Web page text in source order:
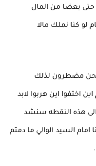
حتى بعضا من المال
لو كنا نملك مالا
مضطرون لذلك
اختفوا اين هربوا لابد
هذه النقطه سنشد
السيد الوالي ما دمتم